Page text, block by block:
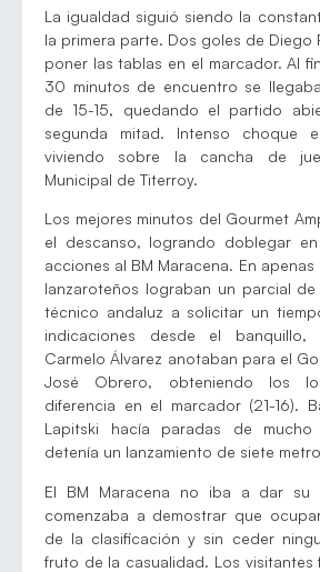
La igualdad siguió siendo la
la primera parte. Dos goles de Diego
poner las tablas en el marcador. Al
30 minutos de encuentro se
de 15-15, quedando el partido
segunda mitad. Intenso choque
viviendo sobre la cancha de
Municipal de Titerroy.
Los mejores minutos del Gourmet
el descanso, logrando doblegar
acciones al BM Maracena. En
lanzaroteños lograban un parcial
técnico andaluz a solicitar un
indicaciones desde el
Carmelo Álvarez anotaban para el
José Obrero, obteniendo los
diferencia en el marcador (21-16).
Lapitski hacía paradas de
detenía un lanzamiento de siete
El BM Maracena no iba a dar
comenzaba a demostrar que
de la clasificación y sin ceder
fruto de la casualidad. Los visitantes